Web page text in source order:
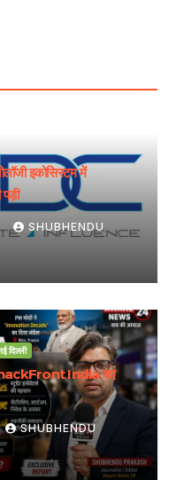
इकोसिस्टम में
SHUBHENDU
दिल्ली
hackFront India का
SHUBHENDU